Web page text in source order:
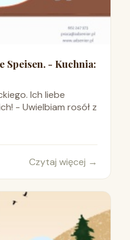
Speisen. - Kuchnia:
Ich liebe
- Uwielbiam rosół z
Czytaj więcej →